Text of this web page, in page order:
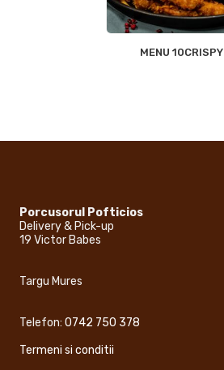
MENU 10CRISPY
Porcusorul Pofticios
Delivery & Pick-up
19 Victor Babes
Targu Mures
Telefon:0742 750 378
Termeni si conditii